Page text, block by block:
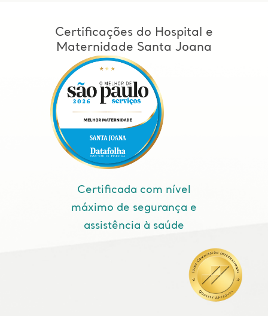
Certificações do Hospital e
Maternidade Santa Joana
Certificada com nível
máximo de segurança e
assistência à saúde